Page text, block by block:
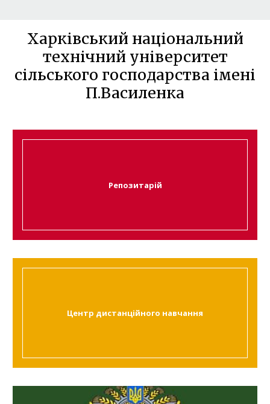
Харківський національний
технічний університет
сільського господарства імені
П.Василенка
Репозитарій
Центр дистанційного навчання